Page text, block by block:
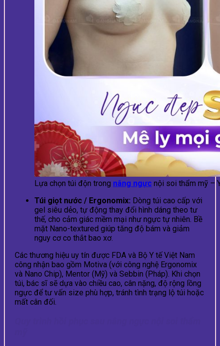
Lựa chọn túi độn trong nâng ngực nội soi thẩm mỹ –
Túi giọt nước / Ergonomix: Dòng túi cao cấp với
gel siêu dẻo, tự động thay đổi hình dáng theo tư
thế, cho cảm giác mềm mại như ngực tự nhiên. Bề
mặt Nano-textured giúp tăng độ bám và giảm
nguy cơ co thắt bao xơ.
Các thương hiệu uy tín được FDA và Bộ Y tế Việt Nam
công nhận bao gồm Motiva (với công nghệ Ergonomix
và Nano Chip), Mentor (Mỹ) và Sebbin (Pháp). Khi chọn
túi, bác sĩ sẽ dựa vào chiều cao, cân nặng, độ rộng lồng
ngực để tư vấn size phù hợp, tránh tình trạng lộ túi hoặc
mất cân đối.